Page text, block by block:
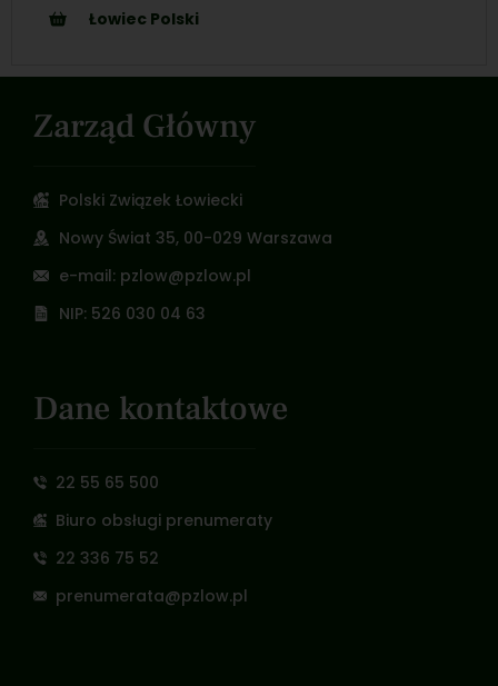
Łowiec Polski
Zarząd Główny
Polski Związek Łowiecki
Nowy Świat 35, 00-029 Warszawa
e-mail: pzlow@pzlow.pl
NIP: 526 030 04 63
Dane kontaktowe
22 55 65 500
Biuro obsługi prenumeraty
22 336 75 52
prenumerata@pzlow.pl